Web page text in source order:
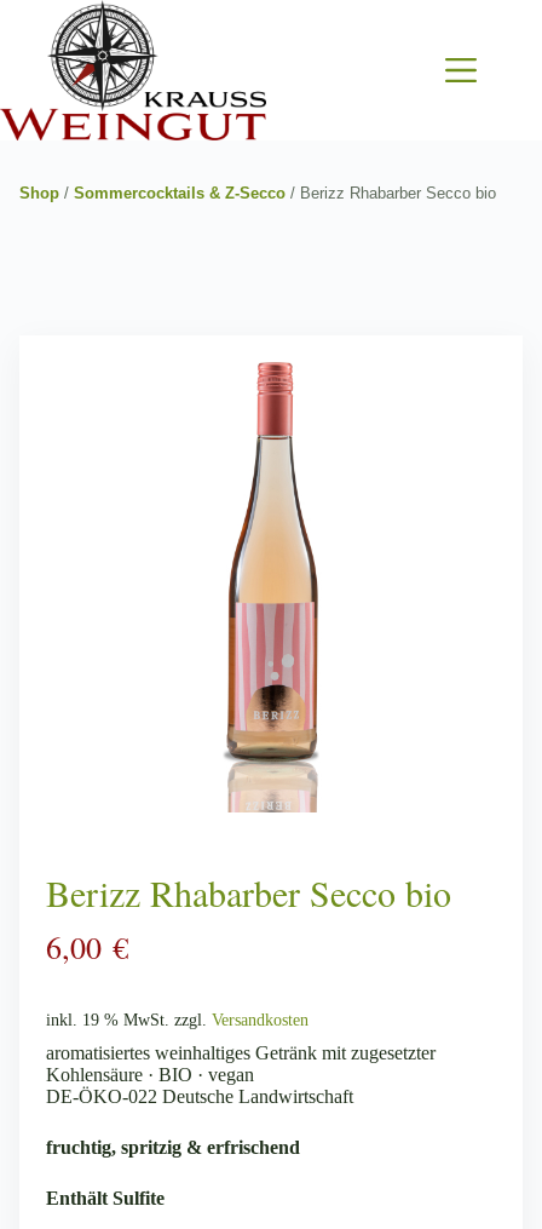
springen
Shop / Sommercocktails & Z-Secco / Berizz Rhabarber Secco bio
Berizz Rhabarber Secco bio
6,00 €
inkl. 19 % MwSt. zzgl. Versandkosten
aromatisiertes weinhaltiges Getränk mit zugesetzter
Kohlensäure · BIO · vegan
DE-ÖKO-022 Deutsche Landwirtschaft
fruchtig, spritzig & erfrischend
Enthält Sulfite